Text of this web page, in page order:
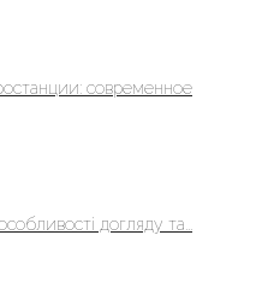
современное
догляду та...